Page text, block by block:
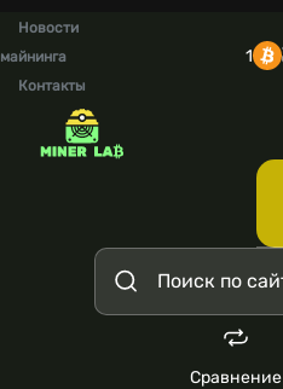
Новости
майнинга
Контакты
1
Сравнение